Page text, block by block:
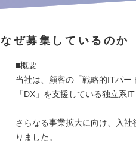
なぜ募集しているのか
■概要
当社は、顧客の「戦略的ITパ
「DX」を支援している独立系
さらなる事業拡大に向け、入
りました。